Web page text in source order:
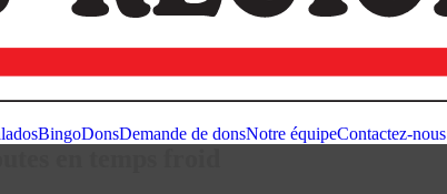
BingoDonsDemande de donsNotre équipeContactez-nous